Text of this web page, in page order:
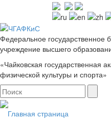
Федеральное государственное
учреждение высшего
«Чайковская государственная
физической культуры и спорта»
Главная страница